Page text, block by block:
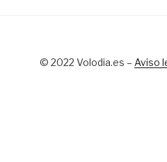
© 2022 Volodia.es – Aviso